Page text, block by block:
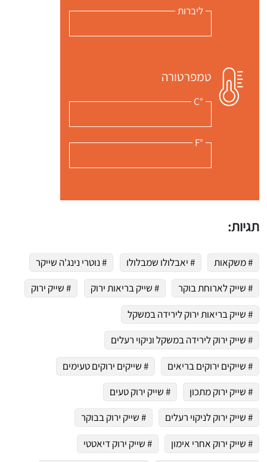
ליברות
טמפרטורה
°C
°F
תגיות:
# משקאות # יאבלולו שמבלולו
# נוטרי נינג'ה שייקר
# שייק לארוחת בוקר
# שייק בריאות ירוק
# שייק ירוק
# שייק בריאות ירוק לירידה במשקל
# שייק ירוק לירידה במשקל וניקוי רעלים
# שייקים ירוקים בריאים
# שייקים ירוקים טעימים
# שייק ירוק מתכון
# שייק ירוק טעים
# שייק ירוק לניקוי רעלים
# שייק ירוק בבוקר
# שייק ירוק אחרי אימון
# שייק ירוק דיאטטי